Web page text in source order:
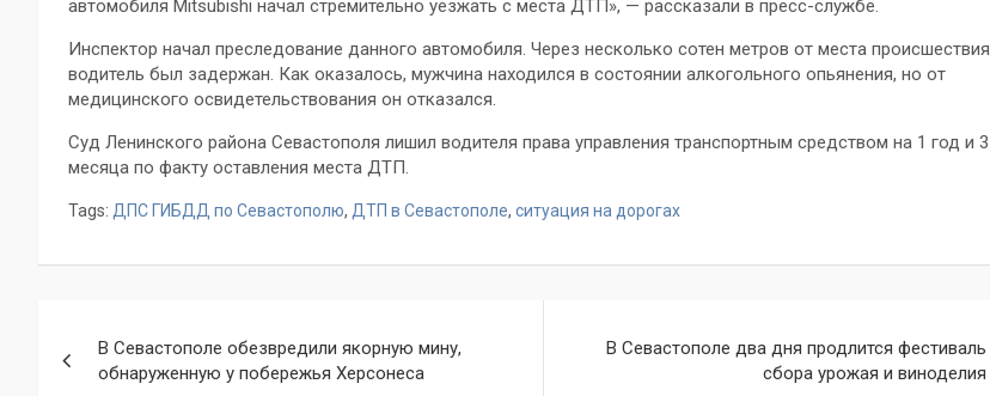
автомобиля Mitsubishi начал стремительно уезжать с места ДТП», — рассказали в пресс-службе.
Инспектор начал преследование данного автомобиля. Через несколько сотен метров от места происшествия
водитель был задержан. Как оказалось, мужчина находился в состоянии алкогольного опьянения, но от
медицинского освидетельствования он отказался.
Суд Ленинского района Севастополя лишил водителя права управления транспортным средством на 1 год и 3
месяца по факту оставления места ДТП.
Tags: ДПС ГИБДД по Севастополю, ДТП в Севастополе, ситуация на дорогах
по
В Севастополе обезвредили якорную мину,
обнаруженную у побережья Херсонеса
В Севастополе два дня продлится фестиваль
сбора урожая и виноделия